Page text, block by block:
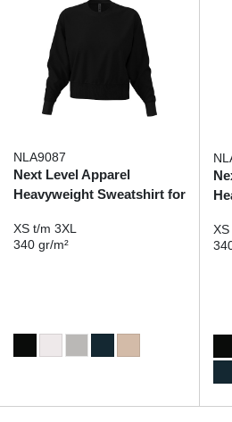
NLA9087
Next Level Apparel
Heavyweight Sweatshirt for
XS t/m 3XL
340 gr/m²
XS